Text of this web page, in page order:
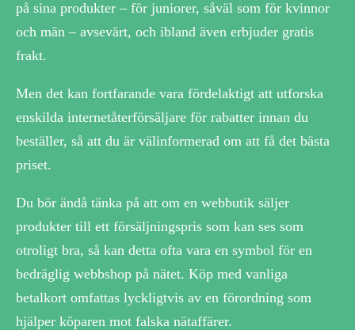
på sina produkter – för juniorer, såväl som för kvinnor
och män – avsevärt, och ibland även erbjuder gratis
frakt.
Men det kan fortfarande vara fördelaktigt att utforska
enskilda internetåterförsäljare för rabatter innan du
beställer, så att du är välinformerad om att få det bästa
priset.
Du bör ändå tänka på att om en webbutik säljer
produkter till ett försäljningspris som kan ses som
otroligt bra, så kan detta ofta vara en symbol för en
bedräglig webbshop på nätet. Köp med vanliga
betalkort omfattas lyckligtvis av en förordning som
hjälper köparen mot falska nätaffärer.